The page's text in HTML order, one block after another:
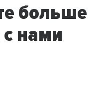
больше
нами